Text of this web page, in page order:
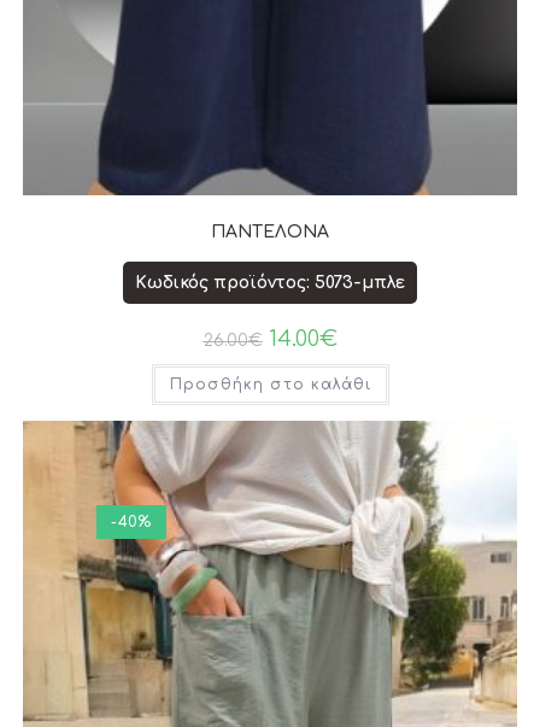
ΠΑΝΤΕΛΟΝΑ
Κωδικός προϊόντος: 5073-μπλε
26.00€ 14.00€
Προσθήκη στο καλάθι
-40%